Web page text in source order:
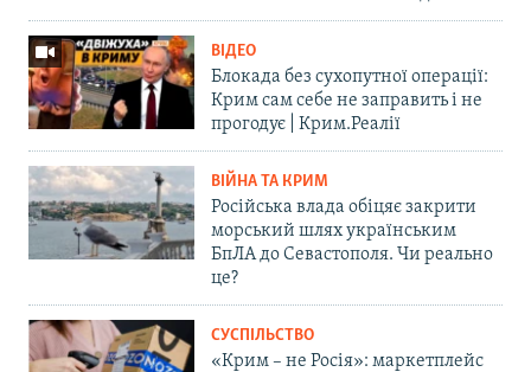
ВІДЕО
Блокада без сухопутної операції:
Крим сам себе не заправить і не
прогодує | Крим.Реалії
ВІЙНА ТА КРИМ
Російська влада обіцяє закрити
морський шлях українським
БпЛА до Севастополя. Чи реально
це?
СУСПІЛЬСТВО
«Крим – не Росія»: маркетплейс